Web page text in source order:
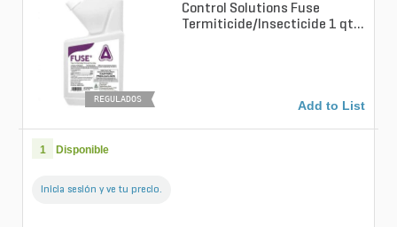
REGULADOS
Control Solutions Fuse
Termiticide/Insecticide 1 qt.
Add to List
1 Disponible
Inicia sesión y ve tu precio.